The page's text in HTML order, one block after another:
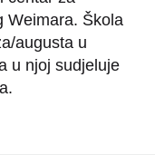
Weimara. Škola
augusta u
u njoj sudjeluje